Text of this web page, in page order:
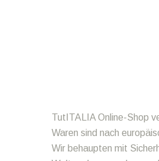
TutITALIA Online-Shop
Waren sind nach
Wir behaupten mit